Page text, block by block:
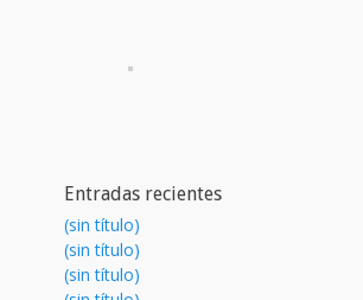
Entradas recientes
(sin título)
(sin título)
(sin título)